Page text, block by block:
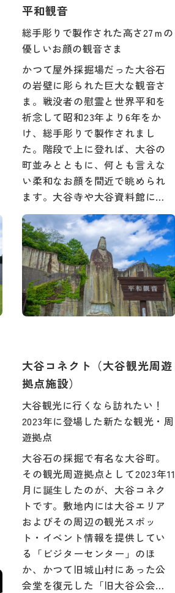
平和観音
総手彫りで製作された高さ27ｍの
優しいお顔の観音さま
かつて屋外採掘場だった大谷石
の岩壁に彫られた巨大な観音さ
ま。戦没者の慰霊と世界平和を
祈念して昭和23年より6年をか
け、総手彫りで製作されまし
た。階段で上に登れば、大谷の
町並みとともに、何とも言えな
い柔和なお顔を間近で眺められ
ます。大谷寺や大谷資料館に…
大谷コネクト（大谷観光周遊
拠点施設）
大谷観光に行くなら訪れたい！
2023年に登場した新たな観光・周
遊拠点
大谷石の採掘で有名な大谷町。
その観光周遊拠点として2023年11
月に誕生したのが、大谷コネク
トです。敷地内には大谷エリア
およびその周辺の観光スポッ
ト・イベント情報を提供してい
る「ビジターセンター」のほ
か、かつて旧城山村にあった公
会堂を復元した「旧大谷公会…